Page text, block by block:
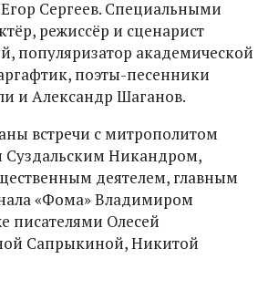
Сергеев. Специальными
режиссёр и сценарист
популяризатор академической
поэты-песенники
и Александр Шаганов.
встречи с митрополитом
Никандром,
деятелем, главным
«Фома» Владимиром
писателями Олесей
Сапрыкиной, Никитой